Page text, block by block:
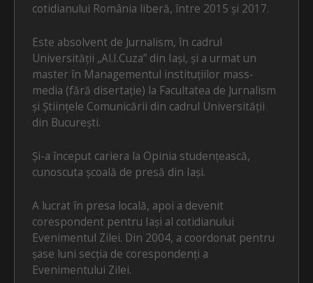
cotidianului România liberă, între 2015 și 2017.
Este absolvent de Jurnalism, în cadrul
Universității „Al.I.Cuza” din Iași, și a urmat un
master în Managementul instituțiilor mass-
media (fără disertație) la Facultatea de Jurnalism
și Științele Comunicării din cadrul Universității
din București.
Și-a început cariera la Opinia studențească,
cunoscuta școală de presă din Iași.
A lucrat în presa locală, apoi a devenit
corespondent pentru Iași al cotidianului
Evenimentul Zilei. Din 2004, a coordonat pentru
șase luni secția de corespondenți a
Evenimentului Zilei.